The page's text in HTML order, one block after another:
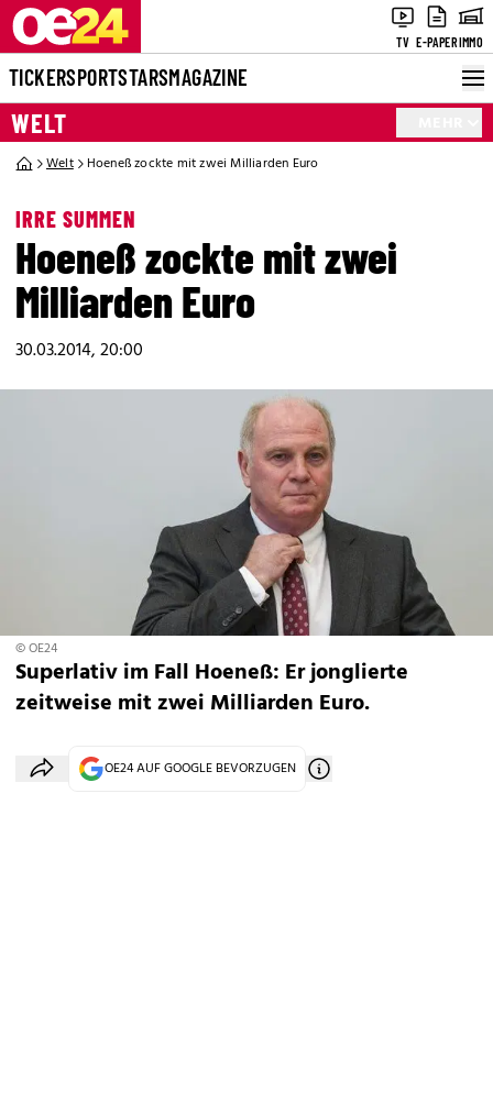
TV E-PAPERIMMO
TICKERSPORTSTARSMAGAZINE
WELT
Welt Hoeneß zockte mit zwei Milliarden Euro
IRRE SUMMEN
Hoeneß zockte mit zwei
Milliarden Euro
30.03.2014, 20:00
© OE24
Superlativ im Fall Hoeneß: Er jonglierte
zeitweise mit zwei Milliarden Euro.
OE24 AUF GOOGLE BEVORZUGEN